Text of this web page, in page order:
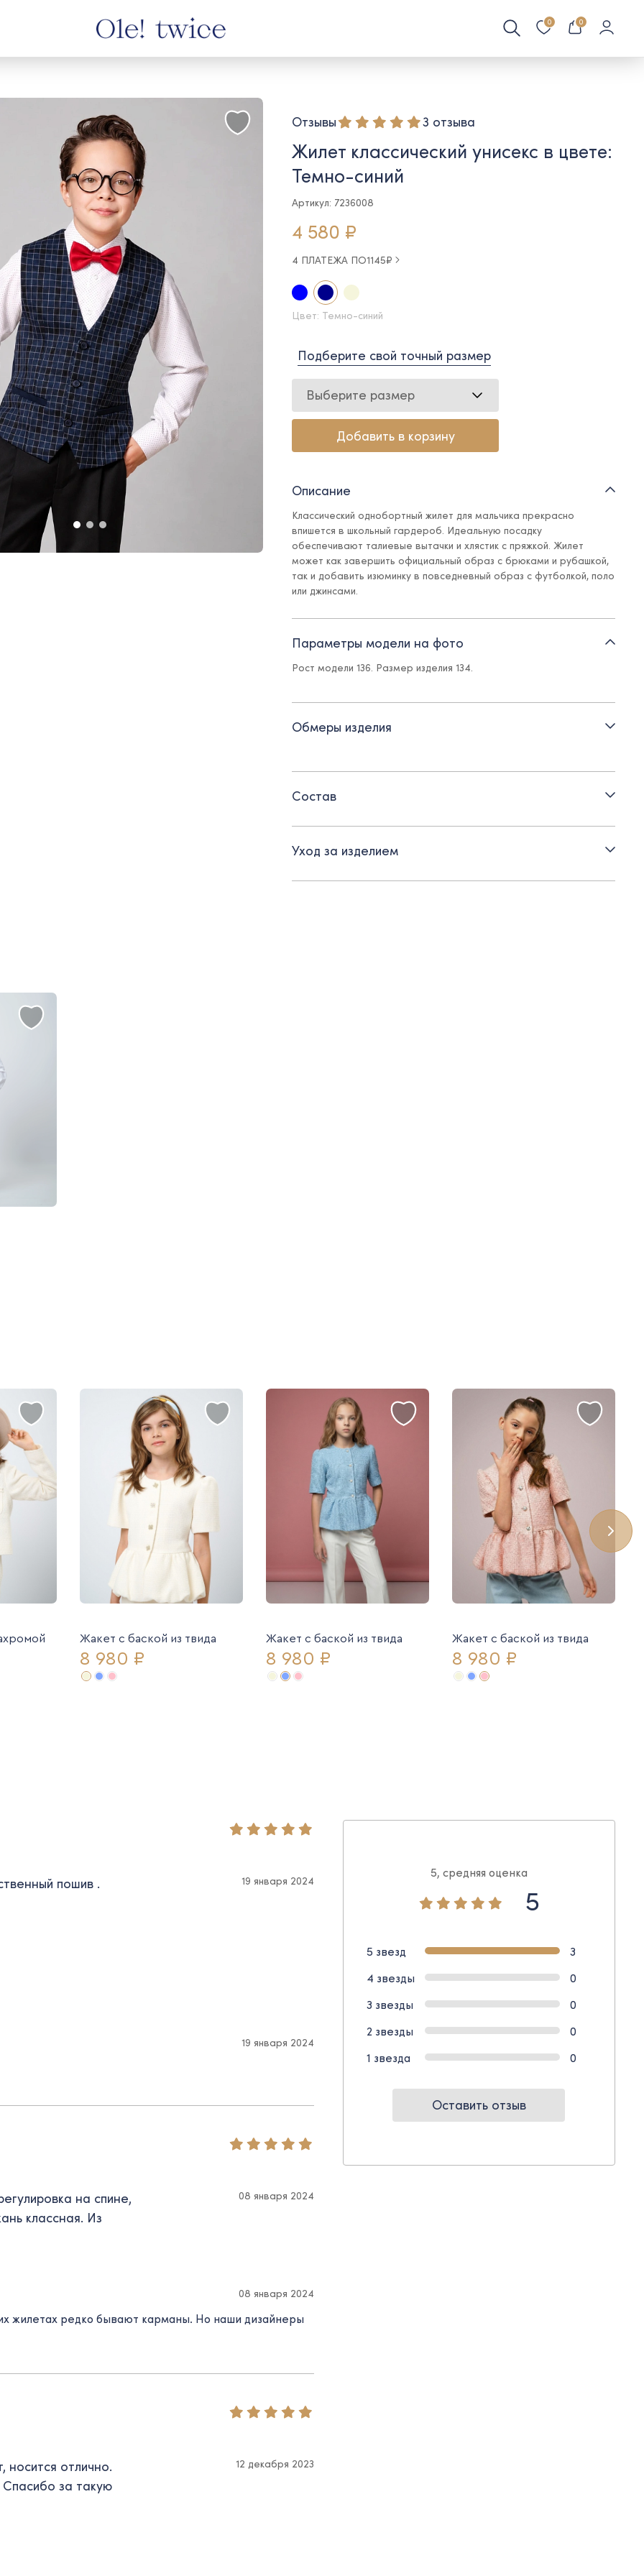
0 0
Отзывы 3 отзыва
Жилет классический унисекс в цвете:
Темно-синий
Артикул: 7236008
4 580 ₽
4 ПЛАТЕЖА ПО1145₽
Цвет: Темно-синий
Подберите свой точный размер
Выберите размер
Добавить в корзину
Описание
Классический однобортный жилет для мальчика прекрасно
впишется в школьный гардероб. Идеальную посадку
обеспечивают талиевые вытачки и хлястик с пряжкой. Жилет
может как завершить официальный образ с брюками и рубашкой,
так и добавить изюминку в повседневный образ с футболкой, поло
или джинсами.
- на подкладке из поливискозы
- застежка на прорезные петли и пуговицы
Параметры модели на фото
Рост модели 136. Размер изделия 134.
Обмеры изделия
Состав
Уход за изделием
Жакет с баской из твида
8 980 ₽
Жакет с баской из твида
8 980 ₽
Жакет с баской из твида
8 980 ₽
5, средняя оценка
5
5 звезд
3
4 звезды
0
3 звезды
0
2 звезды
0
1 звезда
0
Оставить отзыв
пошив . 19 января 2024
19 января 2024
на спине,
классная. Из
08 января 2024
08 января 2024
жилетах редко бывают карманы. Но наши дизайнеры
носится отлично.
Спасибо за такую
12 декабря 2023